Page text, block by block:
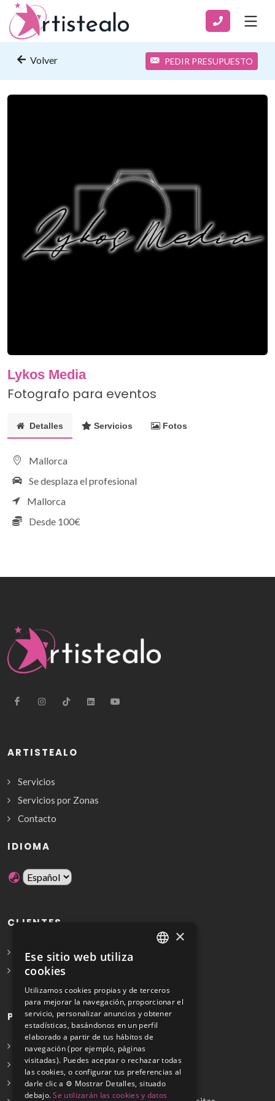
Volver PEDIR PRESUPUESTO
Lykos Media
Fotografo para eventos
Detalles Servicios Fotos
Mallorca
Se desplaza el profesional
Mallorca
Desde 100€
ARTISTEALO
Servicios
Servicios por Zonas
Contacto
IDIOMA
CLIENTES
Solicita Presupuesto Gratis
Preguntas frecuentes
PROFESIONALES
Info para profesionales
Registrarse
Preguntas frecuentes
×
Ese sitio web utiliza
cookies
Utilizamos cookies propias y de terceros
para mejorar la navegación, proporcionar el
servicio, personalizar anuncios y obtener
estadísticas, basándonos en un perfil
elaborado a partir de tus hábitos de
navegación (por ejemplo, páginas
visitadas). Puedes aceptar o rechazar todas
las cookies, o configurar tus preferencias al
darle clic a ⚙️ Mostrar Detalles, situado
debajo.Se utilizarán las cookies y datos